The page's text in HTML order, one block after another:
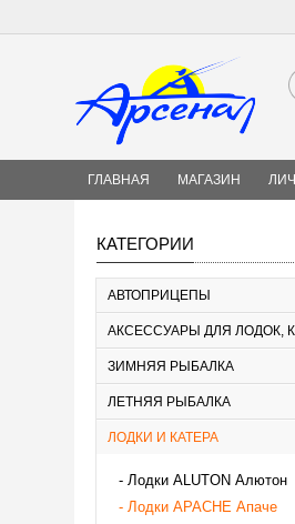
ГЛАВНАЯ МАГАЗИН
КАТЕГОРИИ
АВТОПРИЦЕПЫ
АКСЕССУАРЫ ДЛЯ ЛОДОК,
ЗИМНЯЯ РЫБАЛКА
ЛЕТНЯЯ РЫБАЛКА
ЛОДКИ И КАТЕРА
Лодки ALUTON Алютон
Лодки APACHE Апаче